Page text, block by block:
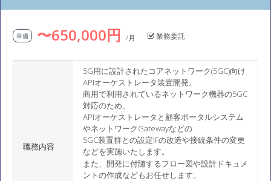
単価 〜650,000円 /月 業務委託
職務内容
5G用に設計されたコアネットワーク(5GC)向け
APIオーケストレータ装置開発。
商用で利用されているネットワーク機器の5GC
対応のため、
APIオーケストレータと顧客ポータルシステム
やネットワークGatewayなどの
5GC装置群との設定IFの改造や接続条件の変更
などを実施いたします。
また、開発に付随するフロー図や設計ドキュメ
ントの作成などもお任せします。